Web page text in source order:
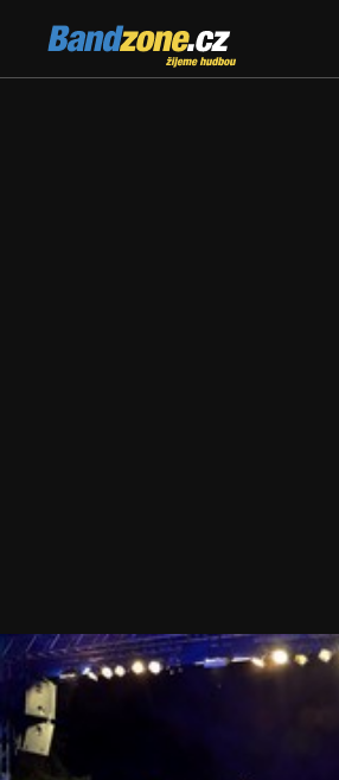
Bandzone.cz
žijeme hudbou